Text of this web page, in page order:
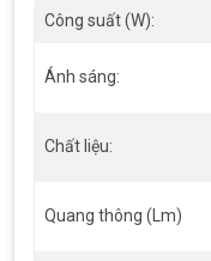
Công suất (W):
Ánh sáng:
Chất liệu:
Quang thông (Lm)